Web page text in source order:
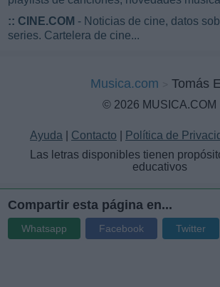
:: CINE.COM - Noticias de cine, datos
series. Cartelera de cine...
Musica.com Tomás
© 2026 MUSICA.COM
Ayuda Contacto
Política de
Las letras disponibles tienen
educativos
Compartir esta página en...
Whatsapp Facebook Twitter